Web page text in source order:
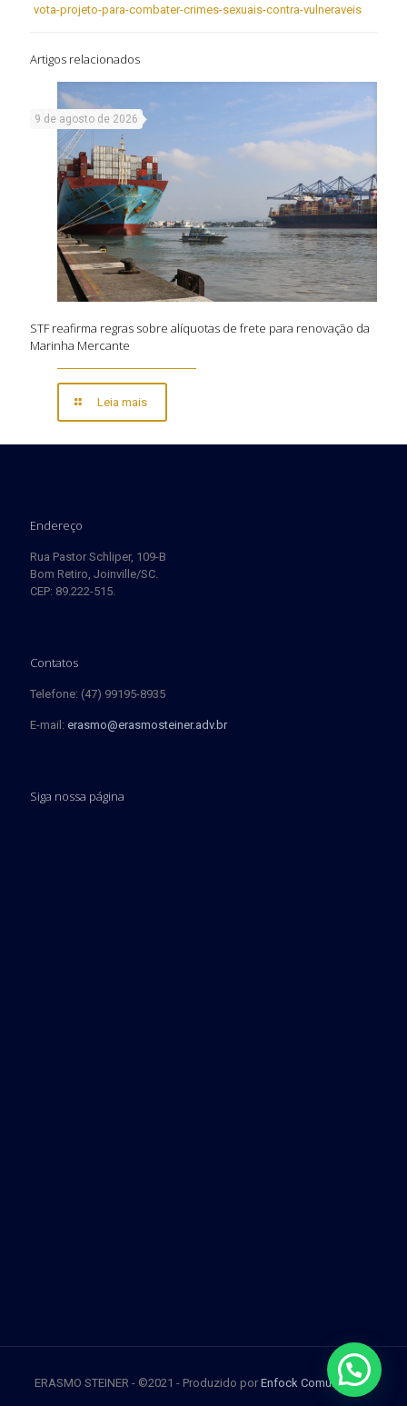
vota-projeto-para-combater-crimes-sexuais-contra-vulneraveis
Artigos relacionados
9 de agosto de 2026
STF reafirma regras sobre alíquotas de frete para renovação da
Marinha Mercante
Leia mais
Endereço
Rua Pastor Schliper, 109-B
Bom Retiro, Joinville/SC.
CEP: 89.222-515.
Contatos
Telefone: (47) 99195-8935
E-mail: erasmo@erasmosteiner.adv.br
Siga nossa página
ERASMO STEINER - ©2021 - Produzido por Enfock Comunicação